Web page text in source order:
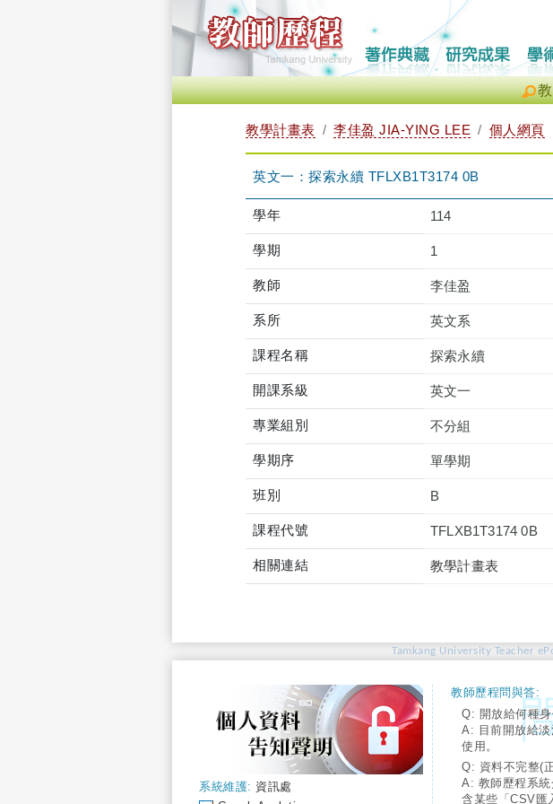
教學計畫表 李佳盈 JIA-YING LEE 個人網頁
英文一：探索永續 TFLXB1T3174 0B
學年 114
學期 1
教師 李佳盈
系所 英文系
課程名稱 探索永續
開課系級 英文一
專業組別 不分組
學期序 單學期
班別 B
課程代號 TFLXB1T3174 0B
相關連結 教學計畫表
Tamkang University Teacher
系統維護: 資訊處
教師歷程問與答:
Q: 開放給何種
A: 目前開放給
使用。
Q: 資料不完整(
A: 教師歷程系
含某些「CSV匯